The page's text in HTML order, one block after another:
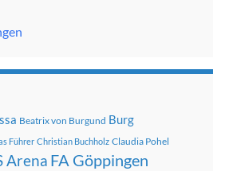
Beatrix von Burgund Burg
Führer Christian Buchholz Claudia Pohel
Arena FA Göppingen